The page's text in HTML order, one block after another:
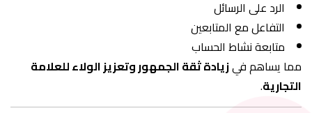
الرد على الرسائل
التفاعل مع المتابعين
متابعة نشاط الحساب
مما يساهم فيزيادة ثقة الجمهور وتعزيز الولاء للعلامة
التجارية.